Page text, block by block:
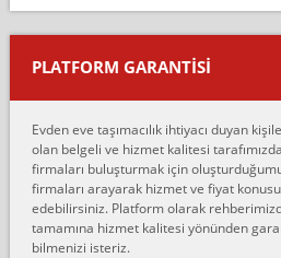
Salon duvarına bir baktım birisi boydan
yapıştırm...
Murat:
çalıştıklarını, müş...
Ahmet:
Lüleburgaz güngünes evden eve naklyat
anlaştık sabah eve geldiklerinde de eşyalarımı
sarcaz demelerine r...
PLATFORM GARANTİSİ
Evden eve taşımacılık ihtiyacı duyan
olan belgeli ve hizmet kalitesi
firmaları buluşturmak için
firmaları arayarak hizmet ve fiyat
edebilirsiniz. Platform olarak
tamamına hizmet kalitesi yönünden
bilmenizi isteriz.